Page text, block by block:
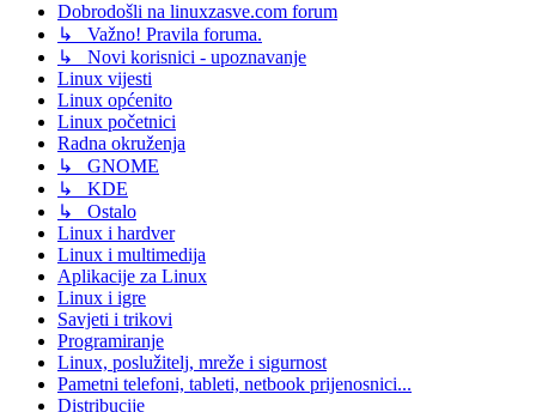
Dobrodošli na linuxzasve.com forum
↳ Važno! Pravila foruma.
↳ Novi korisnici - upoznavanje
Linux vijesti
Linux općenito
Linux početnici
Radna okruženja
↳ GNOME
↳ KDE
↳ Ostalo
Linux i hardver
Linux i multimedija
Aplikacije za Linux
Linux i igre
Savjeti i trikovi
Programiranje
Linux, poslužitelj, mreže i sigurnost
Pametni telefoni, tableti, netbook prijenosnici...
Distribucije